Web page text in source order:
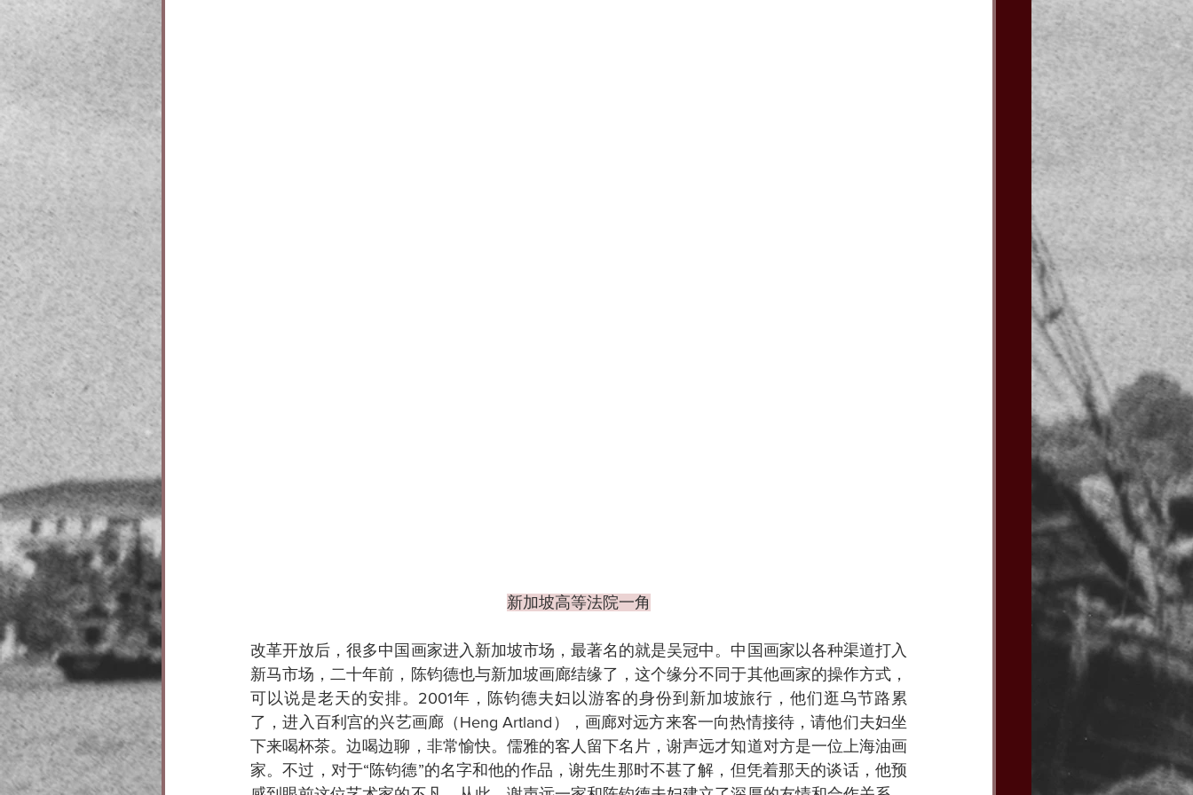
新加坡高等法院一角
改革开放后，很多中国画家进入新加坡市场，最著名的就是吴冠中。中国画家以各种渠道打入
新马市场，二十年前，陈钧德也与新加坡画廊结缘了，这个缘分不同于其他画家的操作方式，
可以说是老天的安排。2001年，陈钧德夫妇以游客的身份到新加坡旅行，他们逛乌节路累
了，进入百利宫的兴艺画廊（Heng Artland），画廊对远方来客一向热情接待，请他们夫妇坐
下来喝杯茶。边喝边聊，非常愉快。儒雅的客人留下名片，谢声远才知道对方是一位上海油画
家。不过，对于“陈钧德”的名字和他的作品，谢先生那时不甚了解，但凭着那天的谈话，他预